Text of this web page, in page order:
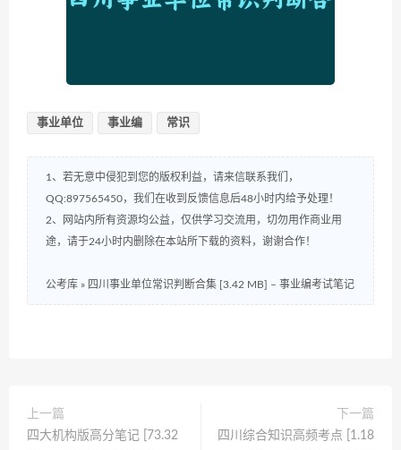
事业单位 事业编 常识
1、若无意中侵犯到您的版权利益，请来信联系我们，
QQ:897565450，我们在收到反馈信息后48小时内给予处理！
2、网站内所有资源均公益，仅供学习交流用，切勿用作商业用
途，请于24小时内删除在本站所下载的资料，谢谢合作！
公考库 » 四川事业单位常识判断合集 [3.42 MB] – 事业编考试笔记
上一篇
四大机构版高分笔记 [73.32
下一篇
四川综合知识高频考点 [1.18